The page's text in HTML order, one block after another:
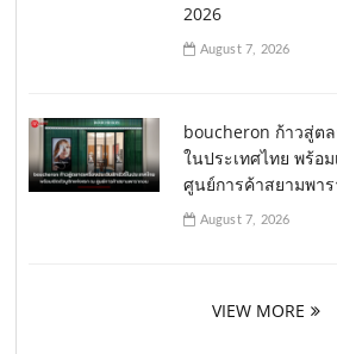
2026
August 7, 2026
boucheron ก้าวสู่ต
ในประเทศไทย พร้อ
ศูนย์การค้าสยามพา
August 7, 2026
VIEW MORE